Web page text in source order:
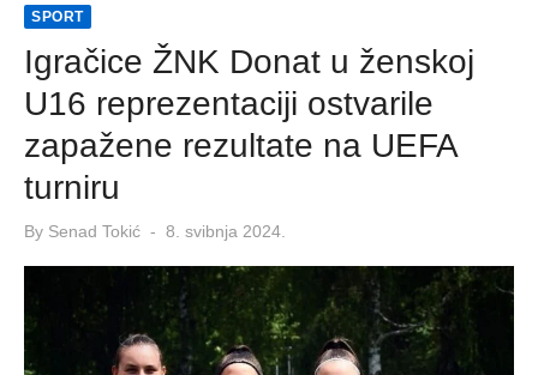
SPORT
Igračice ŽNK Donat u ženskoj
U16 reprezentaciji ostvarile
zapažene rezultate na UEFA
turniru
By Senad Tokić
Posted
8. svibnja 2024.